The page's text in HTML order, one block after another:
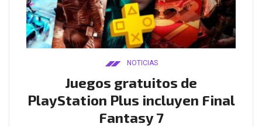
NOTICIAS
Juegos gratuitos de
PlayStation Plus incluyen Final
Fantasy 7